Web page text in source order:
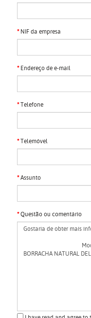
NIF da empresa
Endereço de e-mail
Telefone
Telemóvel
Assunto
Questão ou comentário